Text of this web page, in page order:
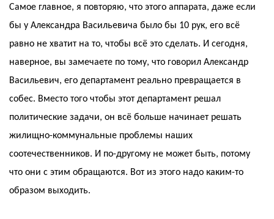
Самое главное, я повторяю, что этого аппарата, даже если
бы у Александра Васильевича было бы 10 рук, его всё
равно не хватит на то, чтобы всё это сделать. И сегодня,
наверное, вы замечаете по тому, что говорил Александр
Васильевич, его департамент реально превращается в
собес. Вместо того чтобы этот департамент решал
политические задачи, он всё больше начинает решать
жилищно-коммунальные проблемы наших
соотечественников. И по-другому не может быть, потому
что они с этим обращаются. Вот из этого надо каким-то
образом выходить.